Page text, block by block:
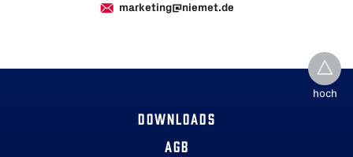
marketing@niemet.de
DOWNLOADS
AGB
hoch